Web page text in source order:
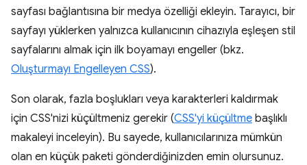
sayfası bağlantısına bir medya özelliği ekleyin. Tarayıcı, bir
sayfayı yüklerken yalnızca kullanıcının cihazıyla eşleşen stil
sayfalarını almak için ilk boyamayı engeller (bkz.
Oluşturmayı Engelleyen CSS).
Son olarak, fazla boşlukları veya karakterleri kaldırmak
için CSS'nizi küçültmeniz gerekir (CSS'yi küçültme başlıklı
makaleyi inceleyin). Bu sayede, kullanıcılarınıza mümkün
olan en küçük paketi gönderdiğinizden emin olursunuz.